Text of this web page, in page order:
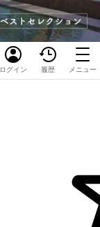
ログイン 履歴 メニュー